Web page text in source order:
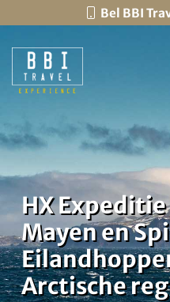
Bel BBI
HX Expeditie
Mayen en
Arctische